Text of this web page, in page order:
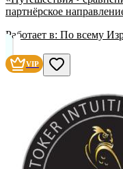
партнёрское
Работает в: По всему
VIP